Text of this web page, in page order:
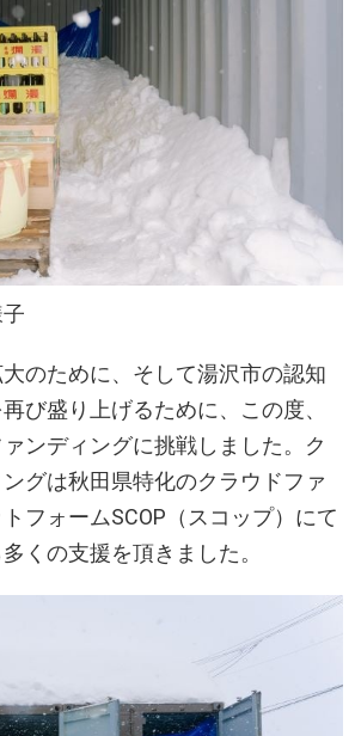
のために、そして湯沢市の認知
び盛り上げるために、この度、
ンディングに挑戦しました。ク
グは秋田県特化のクラウドファ
フォームSCOP（スコップ）にて
くの支援を頂きました。